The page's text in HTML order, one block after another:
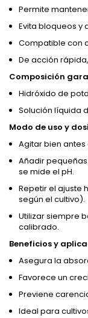
Permite
Evita bloqueos y
Compatible con
De acción
Composición
Hidróxido de
Solución líquida
Modo de uso y
Agitar bien antes
Añadir
se mide el pH.
Repetir el ajuste
según el cultivo).
Utilizar siempre
calibrado.
Beneficios y
Asegura la
Favorece un
Previene
Ideal para